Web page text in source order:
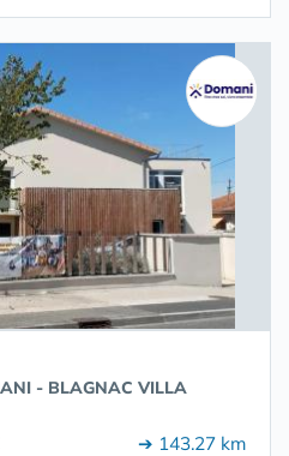
- BLAGNAC VILLA
➔ 143.27 km